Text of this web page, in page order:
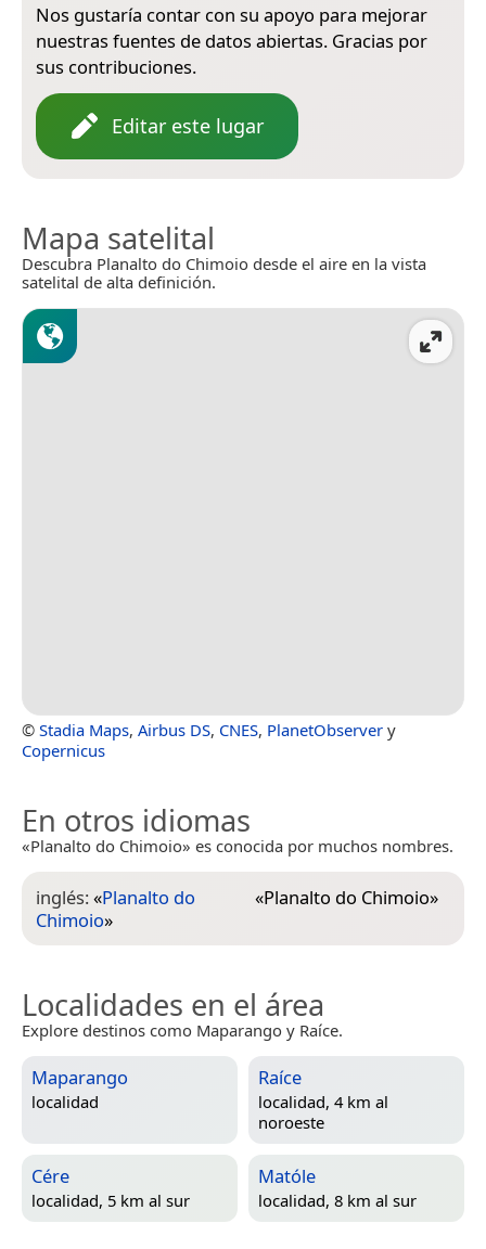
Nos gustaría contar con su apoyo para mejorar
nuestras fuentes de datos abiertas. Gracias por
sus contribuciones.
Editar este lugar
Mapa satelital
Descubra Planalto do Chimoio desde el aire en la vista
satelital de alta definición.
© Stadia Maps, Airbus DS, CNES, PlanetObserver y
Copernicus
En otros idiomas
«Planalto do Chimoio» es conocida por muchos nombres.
inglés:«Planalto do
Chimoio»
«Planalto do Chimoio»
Localidades en el área
Explore destinos como Maparango y Raíce.
Maparango
localidad
Raíce
localidad, 4 km al
noroeste
Cére
localidad, 5 km al sur
Matóle
localidad, 8 km al sur